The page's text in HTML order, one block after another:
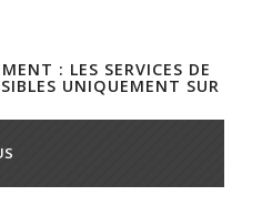
: LES SERVICES DE
UNIQUEMENT SUR